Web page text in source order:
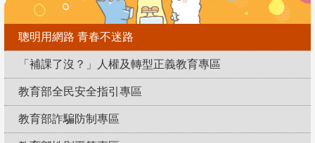
聰明用網路 青春不迷路
「補課了沒？」人權及轉型正義教育專區
教育部全民安全指引專區
教育部詐騙防制專區